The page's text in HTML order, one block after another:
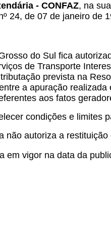
- CONFAZ, na
24, de 07 de janeiro de
do Sul fica
de Transporte
prevista na
a apuração
aos fatos
condições e
não autoriza a
em vigor na data da